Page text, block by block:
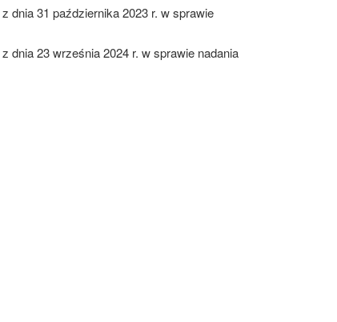
dnia 31 października 2023 r. w sprawie
23 września 2024 r. w sprawie nadania